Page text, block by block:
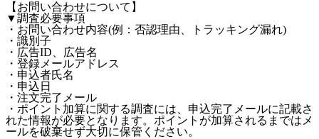
【お問い合わせについて】
▼調査必要事項
・お問い合わせ内容(例：否認理由、トラッキング漏れ)
・識別子
・広告ID、広告名
・登録メールアドレス
・申込者氏名
・申込日
・注文完了メール
・ポイント加算に関する調査には、申込完了メールに記載さ
れた情報が必要となります。ポイントが加算されるまではメ
ールを破棄せず大切に保管ください。